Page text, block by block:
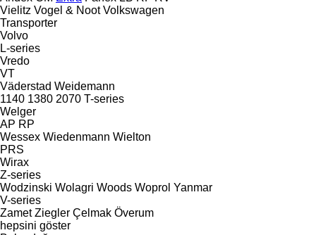
Vielitz Vogel & Noot Volkswagen
Transporter
Volvo
L-series
Vredo
VT
Väderstad Weidemann
1140 1380 2070 T-series
Welger
AP RP
Wessex Wiedenmann Wielton
PRS
Wirax
Z-series
Wodzinski Wolagri Woods Woprol Yanmar
V-series
Zamet Ziegler Çelmak Överum
hepsini göster